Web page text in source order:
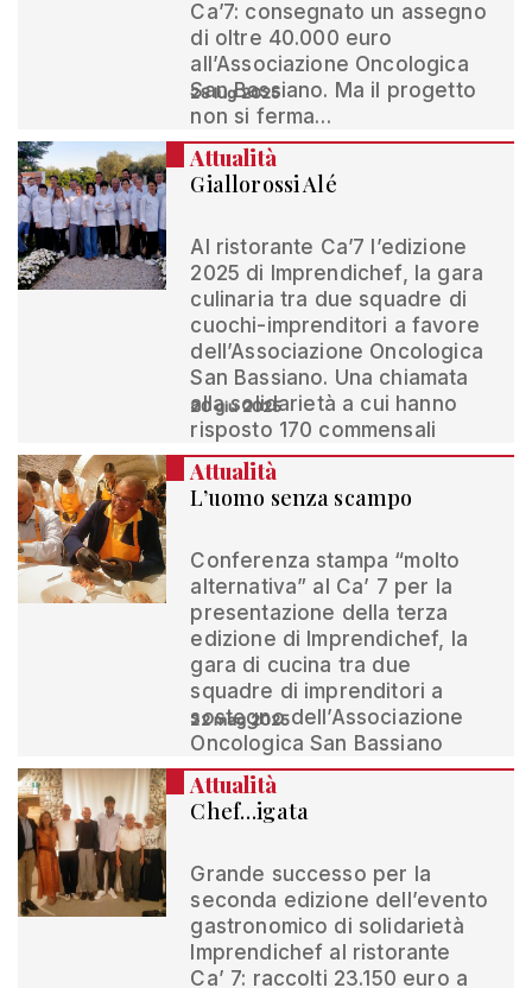
Ca’7: consegnato un assegno
di oltre 40.000 euro
all’Associazione Oncologica
San Bassiano. Ma il progetto
non si ferma…
28 lug 2025
Attualità
Giallorossi Alé
Al ristorante Ca’7 l’edizione
2025 di Imprendichef, la gara
culinaria tra due squadre di
cuochi-imprenditori a favore
dell’Associazione Oncologica
San Bassiano. Una chiamata
alla solidarietà a cui hanno
risposto 170 commensali
20 giu 2025
Attualità
L’uomo senza scampo
Conferenza stampa “molto
alternativa” al Ca’ 7 per la
presentazione della terza
edizione di Imprendichef, la
gara di cucina tra due
squadre di imprenditori a
sostegno dell’Associazione
Oncologica San Bassiano
22 mag 2025
Attualità
Chef…igata
Grande successo per la
seconda edizione dell’evento
gastronomico di solidarietà
Imprendichef al ristorante
Ca’ 7: raccolti 23.150 euro a